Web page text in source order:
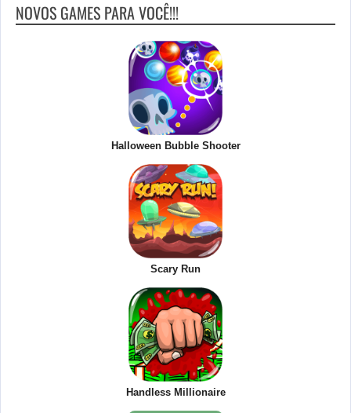
NOVOS GAMES PARA VOCÊ!!!
Halloween Bubble Shooter
Scary Run
Handless Millionaire